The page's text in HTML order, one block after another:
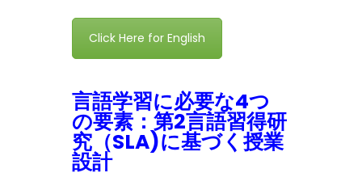
Click Here for English
言語学習に必要な4つ
の要素：第2言語習得研
究（SLA)に基づく授業
設計